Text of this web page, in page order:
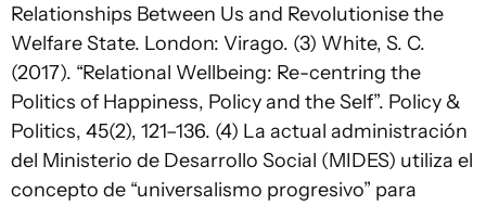
Relationships Between Us and Revolutionise the
Welfare State. London: Virago. (3) White, S. C.
(2017). “Relational Wellbeing: Re-centring the
Politics of Happiness, Policy and the Self”. Policy &
Politics, 45(2), 121–136. (4) La actual administración
del Ministerio de Desarrollo Social (MIDES) utiliza el
concepto de “universalismo progresivo” para